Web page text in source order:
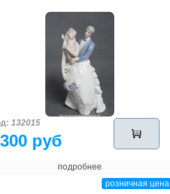
132015
руб
подробнее
розничная цена